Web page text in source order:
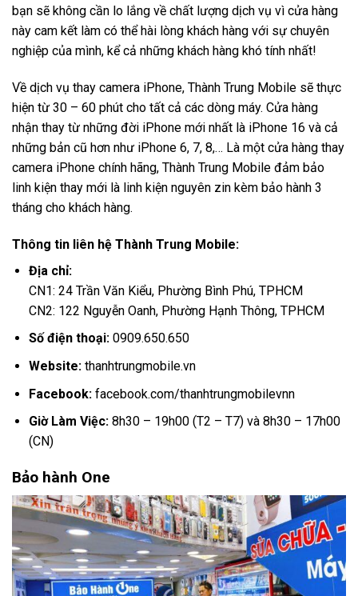
bạn sẽ không cần lo lắng về chất lượng dịch vụ vì cửa hàng
này cam kết làm có thể hài lòng khách hàng với sự chuyên
nghiệp của mình, kể cả những khách hàng khó tính nhất!
Về dịch vụ thay camera iPhone, Thành Trung Mobile sẽ thực
hiện từ 30 – 60 phút cho tất cả các dòng máy. Cửa hàng
nhận thay từ những đời iPhone mới nhất là iPhone 16 và cả
những bản cũ hơn như iPhone 6, 7, 8,… Là một cửa hàng thay
camera iPhone chính hãng, Thành Trung Mobile đảm bảo
linh kiện thay mới là linh kiện nguyên zin kèm bảo hành 3
tháng cho khách hàng.
Thông tin liên hệ Thành Trung Mobile:
Địa chỉ:
CN1: 24 Trần Văn Kiểu, Phường Bình Phú, TPHCM
CN2: 122 Nguyễn Oanh, Phường Hạnh Thông, TPHCM
Số điện thoại:0909.650.650
Website:thanhtrungmobile.vn
Facebook: facebook.com/thanhtrungmobilevnn
Giờ Làm Việc:8h30 – 19h00 (T2 – T7) và 8h30 – 17h00
(CN)
Bảo hành One